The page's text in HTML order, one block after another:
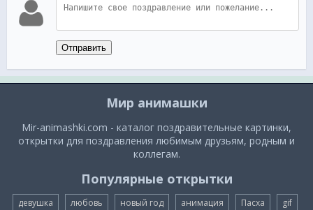
Отправить
Мир анимашки
Mir-animashki.com - каталог поздравительные картинки,
открытки для поздравления любимым друзьям, родным и
коллегам.
Популярные открытки
девушка любовь новый год анимация Пасха gif